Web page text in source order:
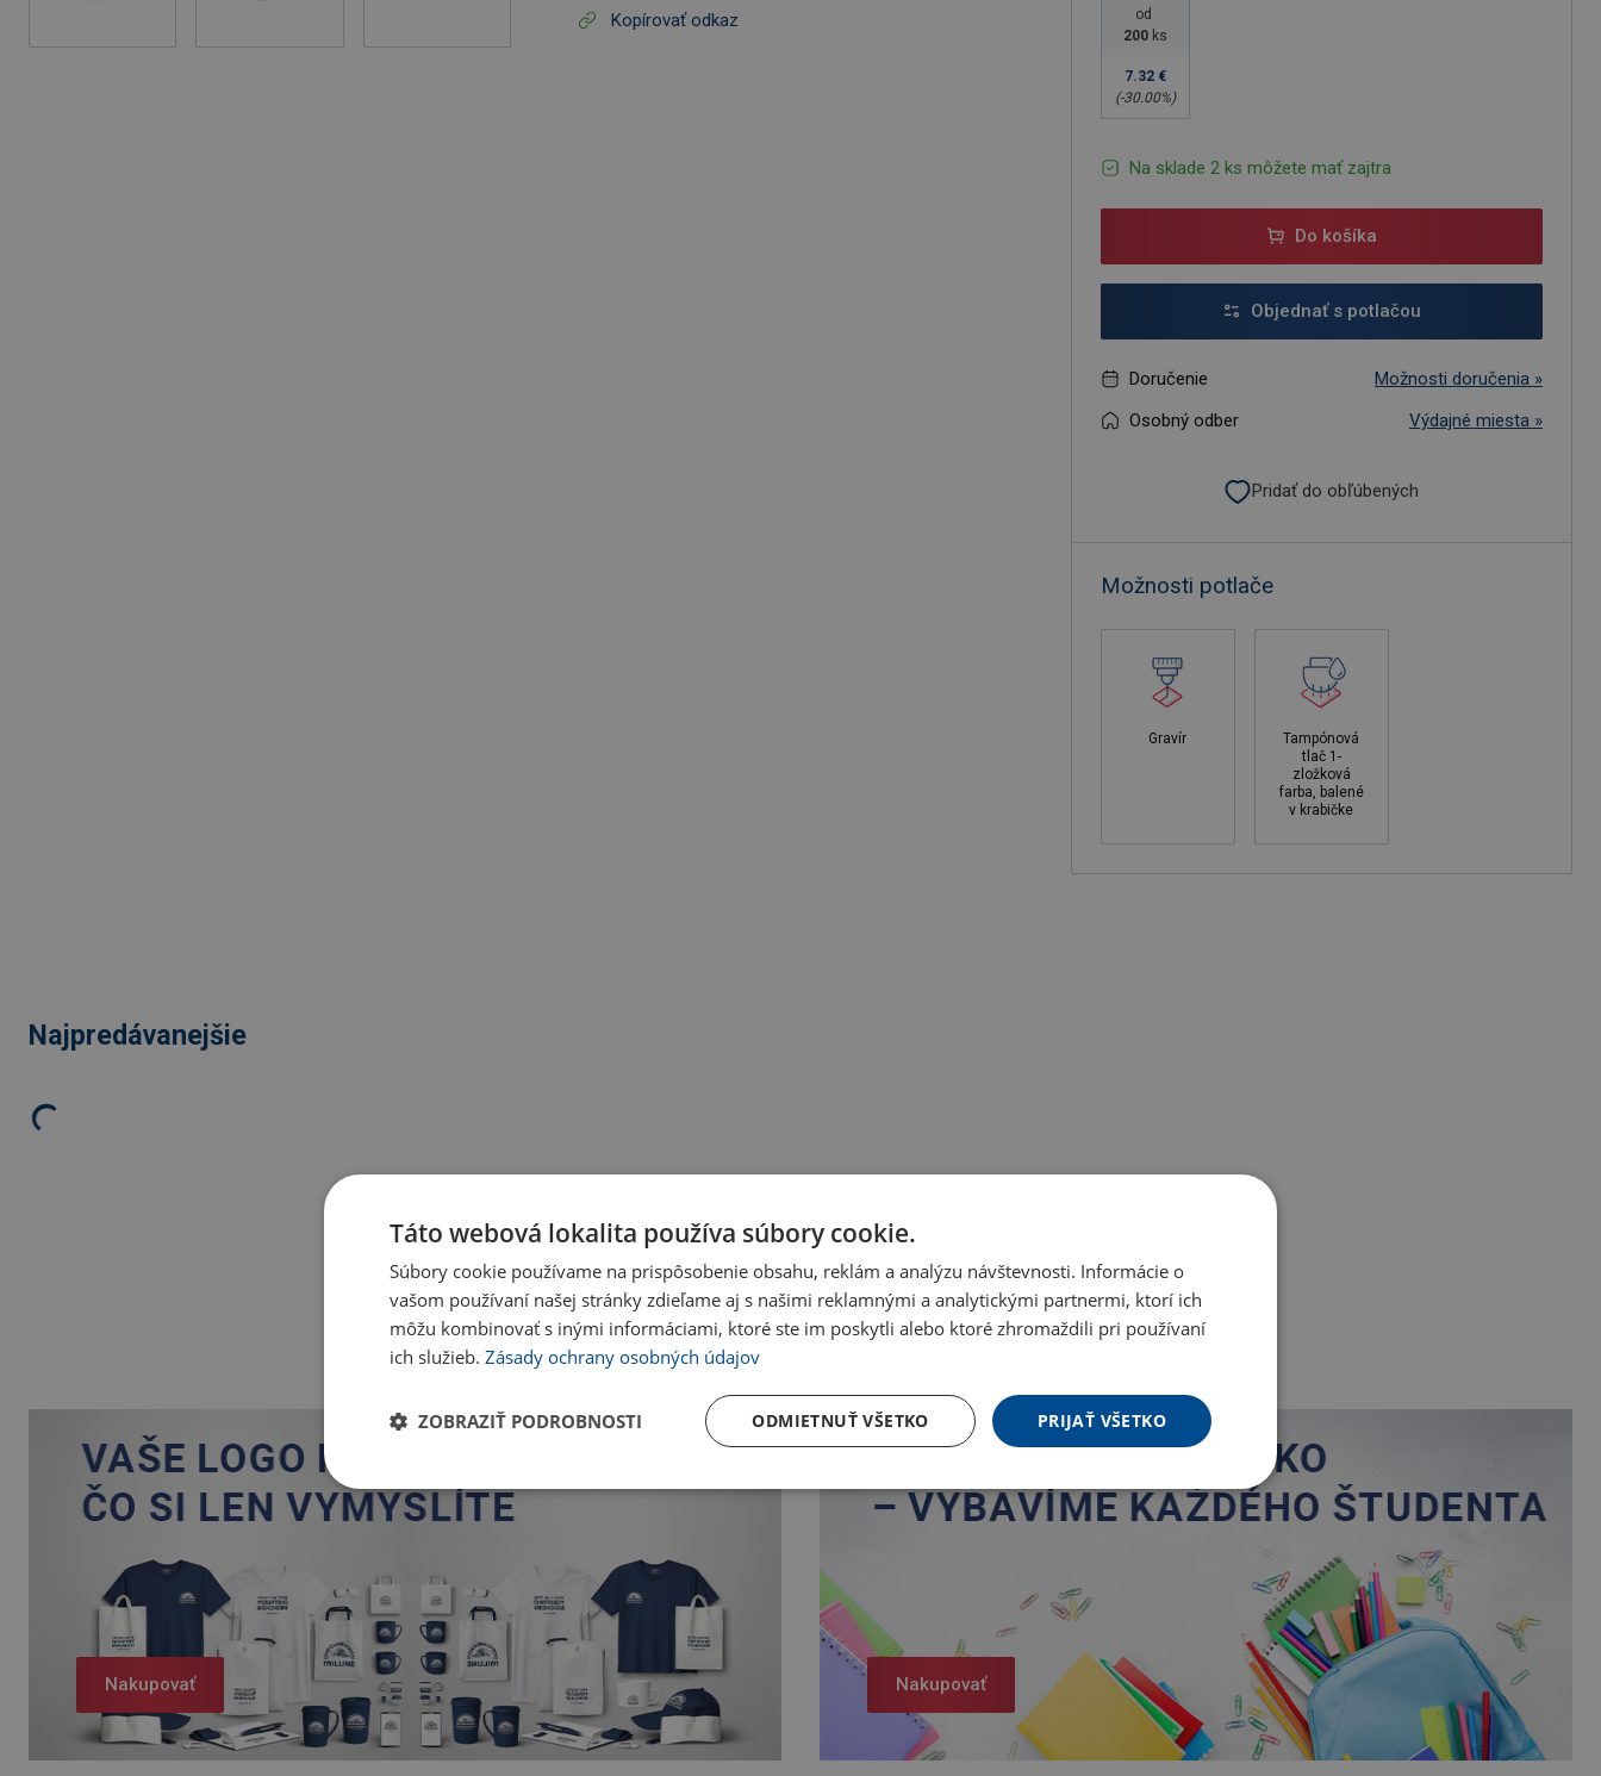
Kopírovať odkaz
od
200 ks
7.32 €
(-30.00%)
Na sklade 2 ks môžete mať zajtra
Do košíka
Objednať s potlačou
Doručenie
Možnosti doručenia »
Osobný odber
Výdajné miesta »
Pridať do obľúbených
Možnosti potlače
Gravír
Tampónová
tlač 1-
zložková
farba, balené
v krabičke
Najpredávanejšie
Nakupovať Nakupovať
Táto webová lokalita používa súbory cookie.
Súbory cookie používame na prispôsobenie obsahu, reklám a analýzu návštevnosti. Informácie o
vašom používaní našej stránky zdieľame aj s našimi reklamnými a analytickými partnermi, ktorí ich
môžu kombinovať s inými informáciami, ktoré ste im poskytli alebo ktoré zhromaždili pri používaní
ich služieb. Zásady ochrany osobných údajov
PRIJAŤ VŠETKO
ODMIETNUŤ VŠETKO
ZOBRAZIŤ PODROBNOSTI